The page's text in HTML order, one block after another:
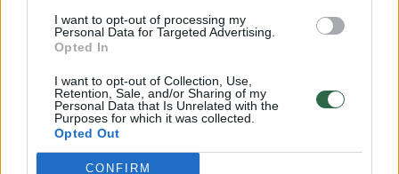
I want to opt-out of processing my
Personal Data for Targeted Advertising.
Opted In
I want to opt-out of Collection, Use,
Retention, Sale, and/or Sharing of my
Personal Data that Is Unrelated with the
Purposes for which it was collected.
Opted Out
CONFIRM
Žinios | Lietuvos diena
Avarija Vilniuje: į stotelę įsirėžęs automobilis sužalojo
dvi moteris
Žinios